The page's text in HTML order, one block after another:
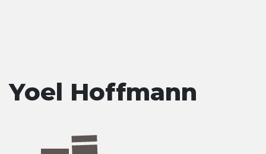
Yoel Hoffmann